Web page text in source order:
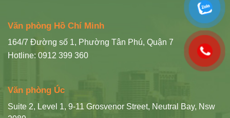
Văn phòng Hồ Chí Minh
164/7 Đường số 1, Phường Tân Phú, Quận 7
Hotline: 0912 399 360
Văn phòng Úc
Suite 2, Level 1, 9-11 Grosvenor Street, Neutral Bay, Nsw